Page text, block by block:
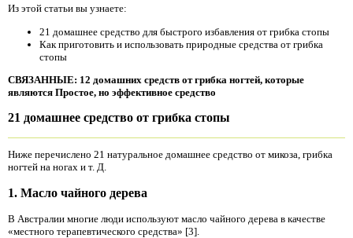
Из этой статьи вы узнаете:
21 домашнее средство для быстрого избавления от грибка стопы
Как приготовить и использовать природные средства от грибка
стопы
СВЯЗАННЫЕ: 12 домашних средств от грибка ногтей, которые
являются Простое, но эффективное средство
21 домашнее средство от грибка стопы
Ниже перечислено 21 натуральное домашнее средство от микоза, грибка
ногтей на ногах и т. Д.
1. Масло чайного дерева
В Австралии многие люди используют масло чайного дерева в качестве
«местного терапевтического средства» [3].